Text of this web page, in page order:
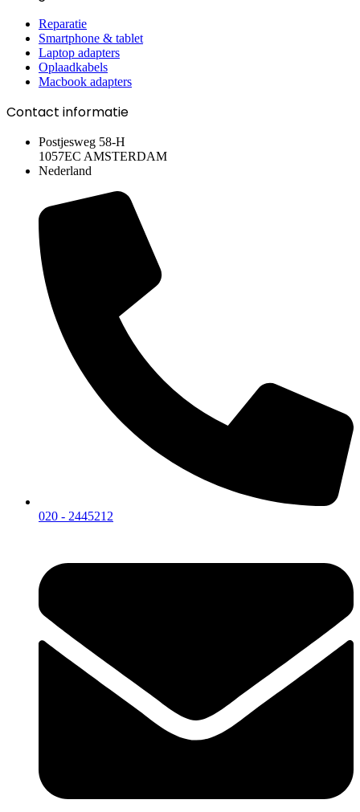
Reparatie
Smartphone & tablet
Laptop adapters
Oplaadkabels
Macbook adapters
Contact informatie
Postjesweg 58-H
1057EC AMSTERDAM
Nederland
020 - 2445212